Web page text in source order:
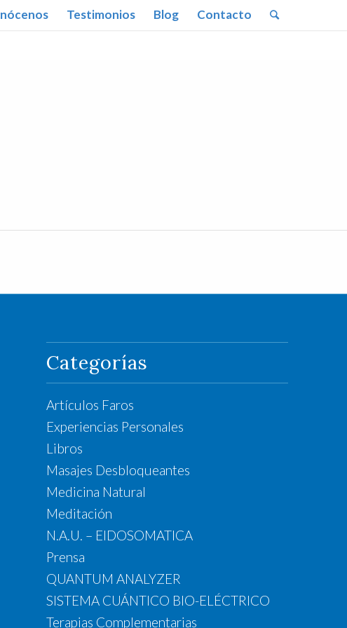
Testimonios Blog Contacto
Categorías
Artículos Faros
Experiencias Personales
Libros
Masajes Desbloqueantes
Medicina Natural
Meditación
N.A.U. – EIDOSOMATICA
Prensa
QUANTUM ANALYZER
SISTEMA CUÁNTICO BIO-ELÉCTRICO
Terapias Complementarias